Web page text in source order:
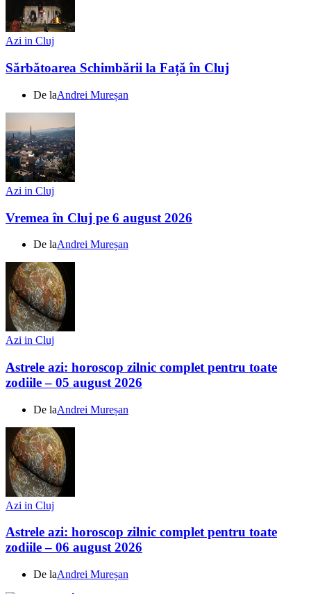
Azi in Cluj
Sărbătoarea Schimbării la Față în Cluj
De laAndrei Mureșan
Azi in Cluj
Vremea în Cluj pe 6 august 2026
De laAndrei Mureșan
Azi in Cluj
Astrele azi: horoscop zilnic complet pentru toate
zodiile – 05 august 2026
De laAndrei Mureșan
Azi in Cluj
Astrele azi: horoscop zilnic complet pentru toate
zodiile – 06 august 2026
De laAndrei Mureșan